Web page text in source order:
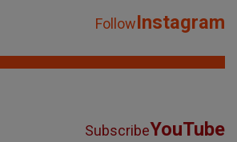
FollowInstagram
SubscribeYouTube